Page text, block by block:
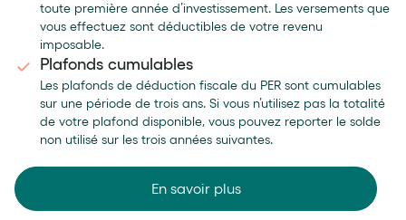
toute première année d’investissement. Les versements que
vous effectuez sont déductibles de votre revenu
imposable.
Plafonds cumulables
Les plafonds de déduction fiscale du PER sont cumulables
sur une période de trois ans. Si vous n’utilisez pas la totalité
de votre plafond disponible, vous pouvez reporter le solde
non utilisé sur les trois années suivantes.
En savoir plus